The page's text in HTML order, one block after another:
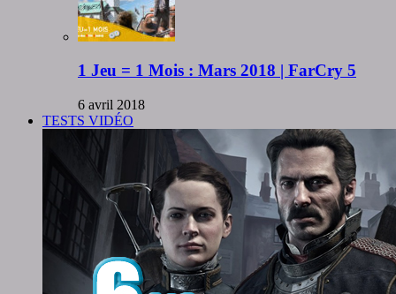
1 Jeu = 1 Mois : Mars 2018 | FarCry 5
6 avril 2018
TESTS VIDÉO